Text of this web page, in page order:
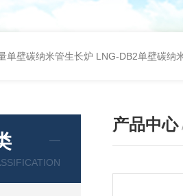
单壁碳纳米管生长炉 LNG-DB2单壁碳纳
产品中心